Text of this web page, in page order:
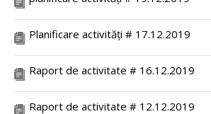
Planificare activități # 17.12.2019
Raport de activitate # 16.12.2019
Raport de activitate # 12.12.2019